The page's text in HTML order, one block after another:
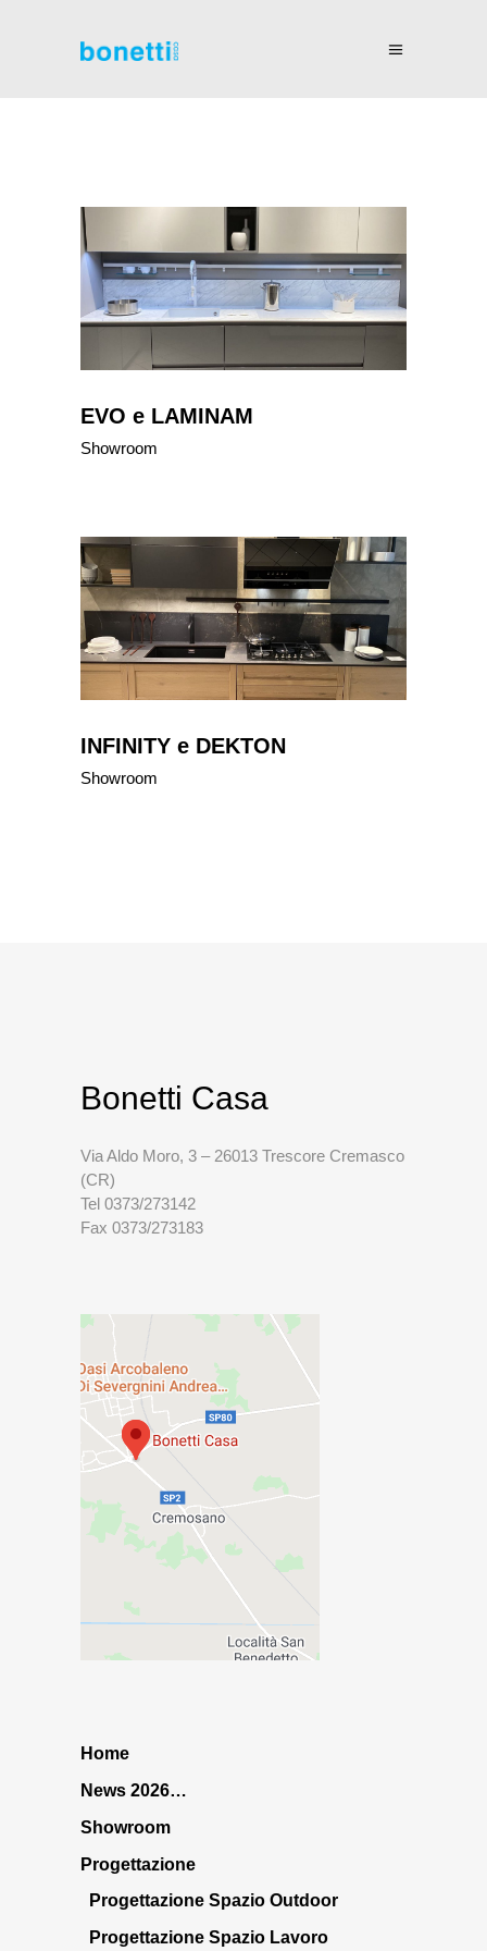
EVO e LAMINAM
Showroom
INFINITY e DEKTON
Showroom
Bonetti Casa
Via Aldo Moro, 3 – 26013 Trescore Cremasco
(CR)
Tel 0373/273142
Fax 0373/273183
Home
News 2026…
Showroom
Progettazione
Progettazione Spazio Outdoor
Progettazione Spazio Lavoro